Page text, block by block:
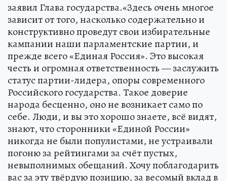
заявил Глава государства.«Здесь очень многое
зависит от того, насколько содержательно и
конструктивно проведут свои избирательные
кампании наши парламентские партии, и
прежде всего «Единая Россия». Это высокая
честь и огромная ответственность — заслужить
статус партии-лидера, опоры современного
Российского государства. Такое доверие
народа бесценно, оно не возникает само по
себе. Люди, и вы это хорошо знаете, всё видят,
знают, что сторонники «Единой России»
никогда не были популистами, не устраивали
погоню за рейтингами за счёт пустых,
невыполнимых обещаний. Хочу поблагодарить
вас за эту твёрдую позицию, за весомый вклад в